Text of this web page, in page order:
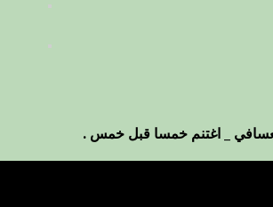
_ اغتنم خمسا قبل خمس .